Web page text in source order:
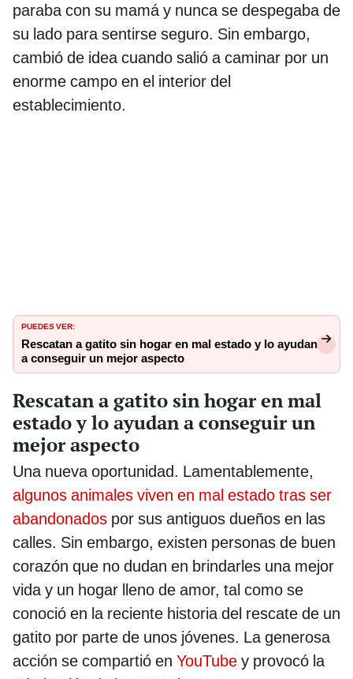
paraba con su mamá y nunca se despegaba de
su lado para sentirse seguro. Sin embargo,
cambió de idea cuando salió a caminar por un
enorme campo en el interior del
establecimiento.
PUEDES VER:
Rescatan a gatito sin hogar en mal estado y lo ayudan
a conseguir un mejor aspecto
Rescatan a gatito sin hogar en mal
estado y lo ayudan a conseguir un
mejor aspecto
Una nueva oportunidad. Lamentablemente,
algunos animales viven en mal estado tras ser
abandonados por sus antiguos dueños en las
calles. Sin embargo, existen personas de buen
corazón que no dudan en brindarles una mejor
vida y un hogar lleno de amor, tal como se
conoció en la reciente historia del rescate de un
gatito por parte de unos jóvenes. La generosa
acción se compartió en YouTube y provocó la